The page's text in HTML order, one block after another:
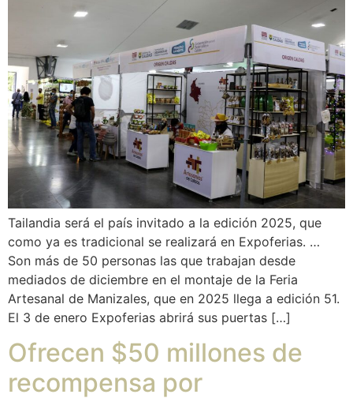
Tailandia será el país invitado a la edición 2025, que
como ya es tradicional se realizará en Expoferias. …
Son más de 50 personas las que trabajan desde
mediados de diciembre en el montaje de la Feria
Artesanal de Manizales, que en 2025 llega a edición 51.
El 3 de enero Expoferias abrirá sus puertas […]
Ofrecen $50 millones de
recompensa por